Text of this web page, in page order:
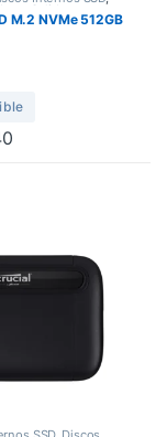
y Solidos
M.2 NVMe 512GB